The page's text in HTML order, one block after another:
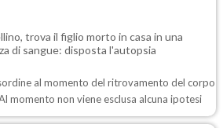
trova il figlio morto in casa in una
di sangue: disposta l'autopsia
al momento del ritrovamento del corpo
momento non viene esclusa alcuna ipotesi